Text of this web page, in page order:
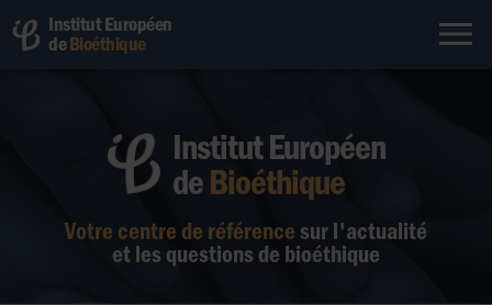
Institut Européen
deBioéthique
Votre centre de référence sur l'actualité
et les questions de bioéthique
Institut Européen
deBioéthique